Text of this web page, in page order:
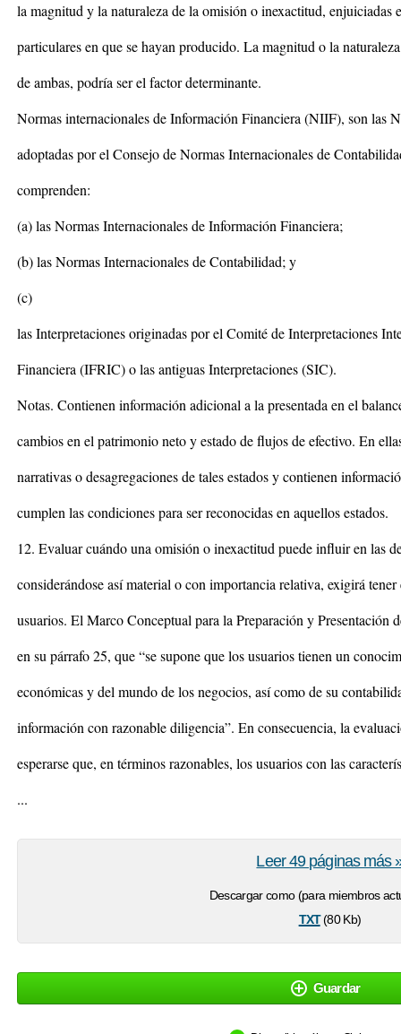
la magnitud y la naturaleza de la omisión o inexactitud, enjuiciadas
particulares en que se hayan producido. La magnitud o la
de ambas, podría ser el factor determinante.
Normas internacionales de Información Financiera (NIIF), son las
adoptadas por el Consejo de Normas Internacionales de
comprenden:
(a) las Normas Internacionales de Información Financiera;
(b) las Normas Internacionales de Contabilidad; y
(c)
las Interpretaciones originadas por el Comité de Interpretaciones
Financiera (IFRIC) o las antiguas Interpretaciones (SIC).
Notas. Contienen información adicional a la presentada en el
cambios en el patrimonio neto y estado de flujos de efectivo. En
narrativas o desagregaciones de tales estados y contienen
cumplen las condiciones para ser reconocidas en aquellos estados.
12. Evaluar cuándo una omisión o inexactitud puede influir en las
considerándose así material o con importancia relativa, exigirá tener
usuarios. El Marco Conceptual para la Preparación y Presentación
en su párrafo 25, que “se supone que los usuarios tienen un
económicas y del mundo de los negocios, así como de su
información con razonable diligencia”. En consecuencia, la
esperarse que, en términos razonables, los usuarios con las
...
Descargar como (para miembros
txt(80 Kb)
Leer 49 páginas más
Guardar